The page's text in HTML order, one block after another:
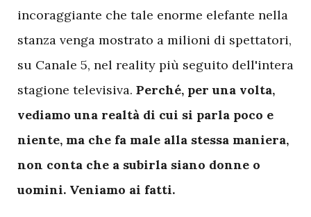
incoraggiante che tale enorme elefante nella
stanza venga mostrato a milioni di spettatori,
su Canale 5, nel reality più seguito dell'intera
stagione televisiva. Perché, per una volta,
vediamo una realtà di cui si parla poco e
niente, ma che fa male alla stessa maniera,
non conta che a subirla siano donne o
uomini. Veniamo ai fatti.